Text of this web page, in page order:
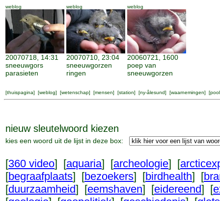
weblog
20070718, 14:31
sneeuwgors
parasieten
weblog
20070710, 23:04
sneeuwgorzen
ringen
weblog
20060721, 1600
poep van
sneeuwgorzen
[thuispagina] [weblog] [wetenschap] [mensen] [station] [ny-ålesund] [waarnemingen] [
nieuw sleutelwoord kiezen
kies een woord uit de lijst in deze box:
[360 video] [aquaria] [archeologie] [
[begraafplaats] [bezoekers] [birdhealth] [
[duurzaamheid] [eemshaven] [eidereend] [